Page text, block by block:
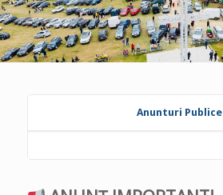
Anunturi Publice